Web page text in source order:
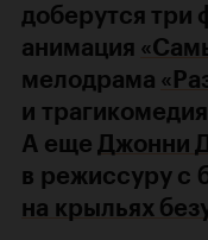
доберутся три
анимация
мелодрама
и трагикомедия
А еще Джонни
в режиссуру с
на крыльях